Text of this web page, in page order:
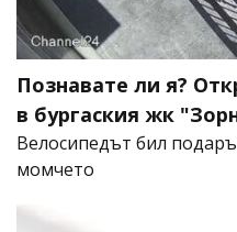
Познавате ли я?
в бургаския жк
Велосипедът бил
момчето